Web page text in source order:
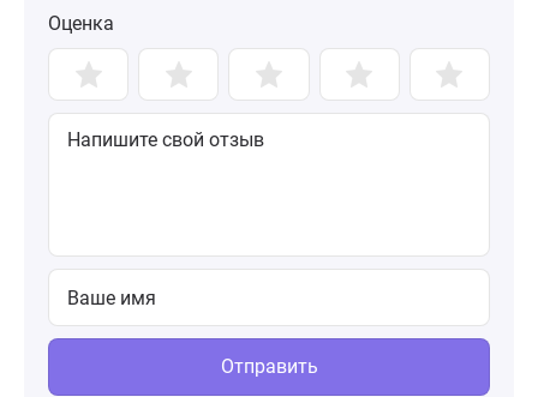
Оценка
Отправить